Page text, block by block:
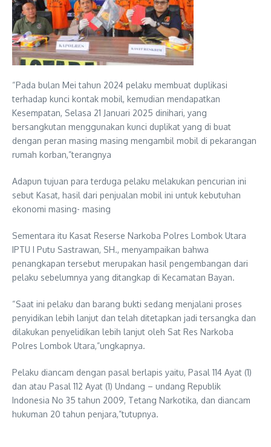
“Pada bulan Mei tahun 2024 pelaku membuat duplikasi
terhadap kunci kontak mobil, kemudian mendapatkan
Kesempatan, Selasa 21 Januari 2025 dinihari, yang
bersangkutan menggunakan kunci duplikat yang di buat
dengan peran masing masing mengambil mobil di pekarangan
rumah korban,”terangnya
Adapun tujuan para terduga pelaku melakukan pencurian ini
sebut Kasat, hasil dari penjualan mobil ini untuk kebutuhan
ekonomi masing- masing
Sementara itu Kasat Reserse Narkoba Polres Lombok Utara
IPTU I Putu Sastrawan, SH., menyampaikan bahwa
penangkapan tersebut merupakan hasil pengembangan dari
pelaku sebelumnya yang ditangkap di Kecamatan Bayan.
“Saat ini pelaku dan barang bukti sedang menjalani proses
penyidikan lebih lanjut dan telah ditetapkan jadi tersangka dan
dilakukan penyelidikan lebih lanjut oleh Sat Res Narkoba
Polres Lombok Utara,”ungkapnya.
Pelaku diancam dengan pasal berlapis yaitu, Pasal 114 Ayat (1)
dan atau Pasal 112 Ayat (1) Undang – undang Republik
Indonesia No 35 tahun 2009, Tetang Narkotika, dan diancam
hukuman 20 tahun penjara,”tutupnya.